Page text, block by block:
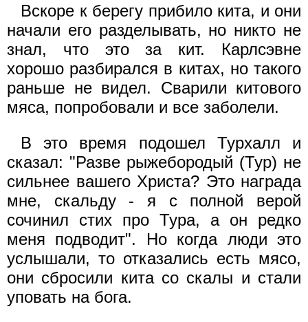
Вскоре к берегу прибило кита, и они
начали его разделывать, но никто не
знал, что это за кит. Карлсэвне
хорошо разбирался в китах, но такого
раньше не видел. Сварили китового
мяса, попробовали и все заболели.
В это время подошел Турхалл и
сказал: "Разве рыжебородый (Тур) не
сильнее вашего Христа? Это награда
мне, скальду - я с полной верой
сочинил стих про Тура, а он редко
меня подводит". Но когда люди это
услышали, то отказались есть мясо,
они сбросили кита со скалы и стали
уповать на бога.